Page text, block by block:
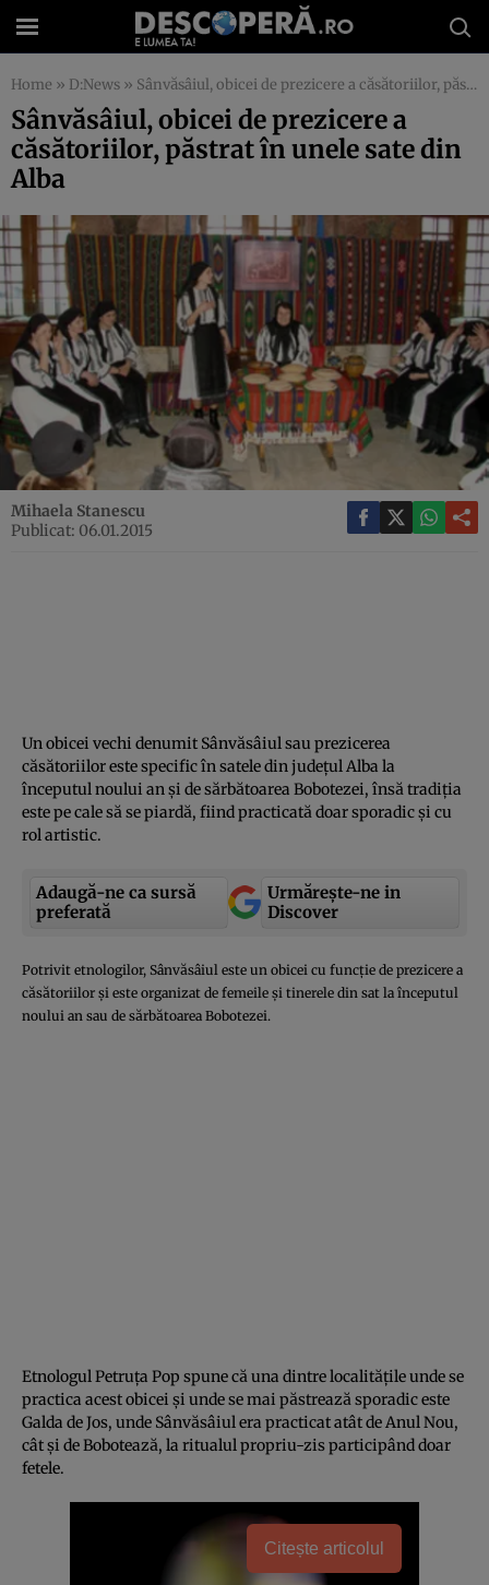
Home » D:News » Sânvăsâiul, obicei de prezicere a căsătoriilor, păstrat în unele sate din Alba
Sânvăsâiul, obicei de prezicere a
căsătoriilor, păstrat în unele sate din
Alba
Mihaela Stanescu
Publicat: 06.01.2015
Un obicei vechi denumit Sânvăsâiul sau prezicerea
căsătoriilor este specific în satele din judeţul Alba la
începutul noului an şi de sărbătoarea Bobotezei, însă tradiţia
este pe cale să se piardă, fiind practicată doar sporadic şi cu
rol artistic.
Adaugă-ne ca sursă
preferată
Urmărește-ne in
Discover
Potrivit etnologilor, Sânvăsâiul este un obicei cu funcţie de prezicere a
căsătoriilor şi este organizat de femeile şi tinerele din sat la începutul
noului an sau de sărbătoarea Bobotezei.
Etnologul Petruţa Pop spune că una dintre localităţile unde se
practica acest obicei şi unde se mai păstrează sporadic este
Galda de Jos, unde Sânvăsâiul era practicat atât de Anul Nou,
cât şi de Bobotează, la ritualul propriu-zis participând doar
fetele.
Citește articolul